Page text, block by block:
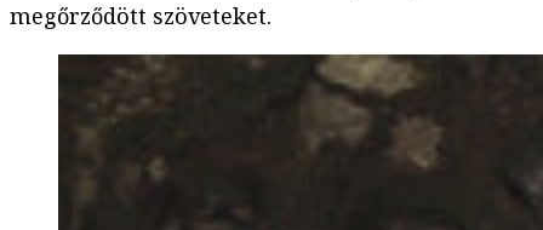
megőrződött szöveteket.